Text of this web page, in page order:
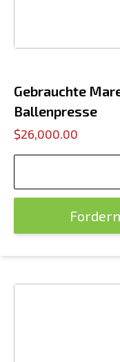
Gebrauchte
Ballenpresse
$26,000.00